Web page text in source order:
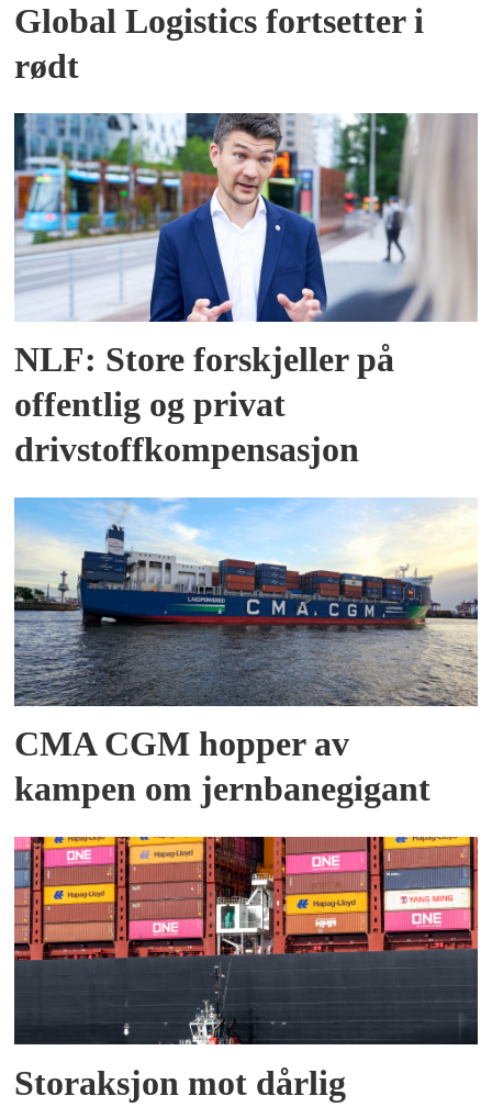
Global Logistics fortsetter i
rødt
NLF: Store forskjeller på
offentlig og privat
drivstoffkompensasjon
CMA CGM hopper av
kampen om jernbanegigant
Storaksjon mot dårlig